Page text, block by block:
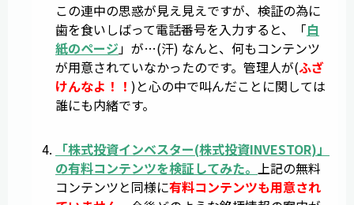
この連中の思惑が見え見えですが、検証の為に
歯を食いしばって電話番号を入力すると、「白
紙のページ」が…(汗) なんと、何もコンテンツ
が用意されていなかったのです。管理人が(ふざ
けんなよ！！ )と心の中で叫んだことに関しては
誰にも内緒です。
「株式投資インベスター(株式投資INVESTOR)」
の有料コンテンツを検証してみた。 上記の無料
コンテンツと同様に有料コンテンツも用意され